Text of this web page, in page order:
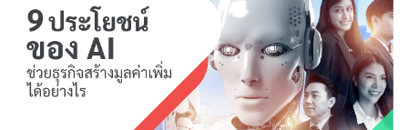
Meta Pay
ระดับ SME
KGP Online
Payment
Gateway
สรุปยอดเงิน
และ
ข่าวสาร/บทความ